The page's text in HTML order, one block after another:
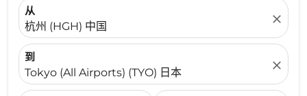
从
杭州 (HGH) 中国
close
到
Tokyo (All Airports) (TYO) 日本
close